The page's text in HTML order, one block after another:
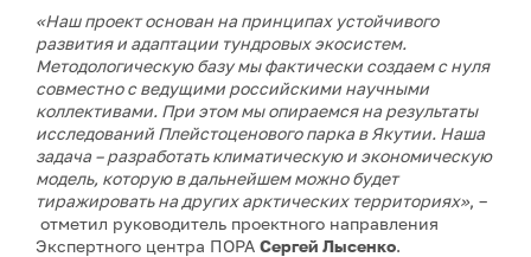
«Наш проект основан на принципах устойчивого
развития и адаптации тундровых экосистем.
Методологическую базу мы фактически создаем с нуля
совместно с ведущими российскими научными
коллективами. При этом мы опираемся на результаты
исследований Плейстоценового парка в Якутии. Наша
задача – разработать климатическую и экономическую
модель, которую в дальнейшем можно будет
тиражировать на других арктических территориях», –
отметил руководитель проектного направления
Экспертного центра ПОРА Сергей Лысенко.